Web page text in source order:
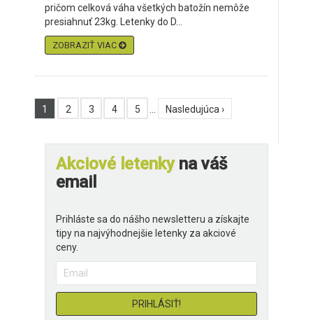
pričom celková váha všetkých batožín nemôže
presiahnuť 23kg. Letenky do D...
ZOBRAZIŤ VIAC
1 2 3 4 5 Nasledujúca ›
Akciové letenkyna váš
email
Prihláste sa do nášho newsletteru a získajte
tipy na najvýhodnejšie letenky za akciové
ceny.